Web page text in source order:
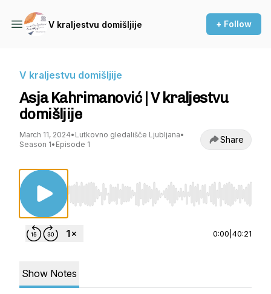
V kraljestvu domišljije + Follow
V kraljestvu domišljije
Asja Kahrimanović | V kraljestvu
domišljije
March 11, 2024• Lutkovno gledališče Ljubljana•
Season 1• Episode 1 Share
Use Left/Right to seek, Home/End to jump to
0:00 40:21
Show Notes